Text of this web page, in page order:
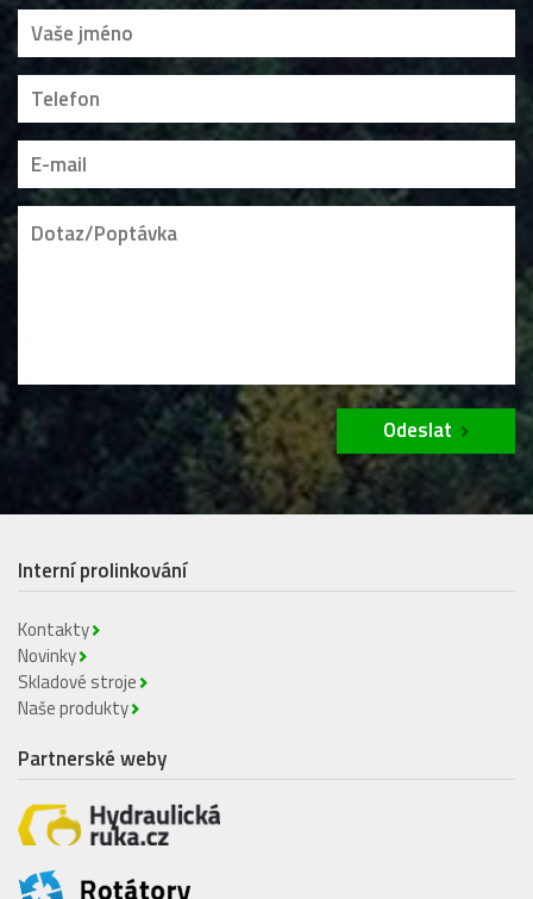
Odeslat
Interní prolinkování
Kontakty
Novinky
Skladové stroje
Naše produkty
Partnerské weby